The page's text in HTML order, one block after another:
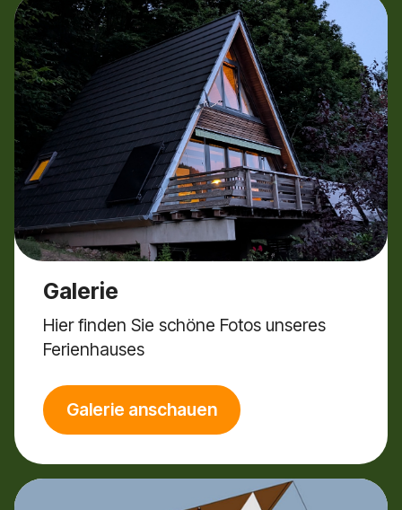
Galerie
Hier finden Sie schöne Fotos unseres
Ferienhauses
Galerie anschauen